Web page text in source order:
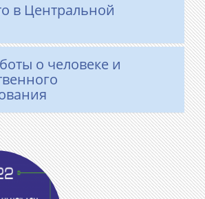
в Центральной
о человеке и